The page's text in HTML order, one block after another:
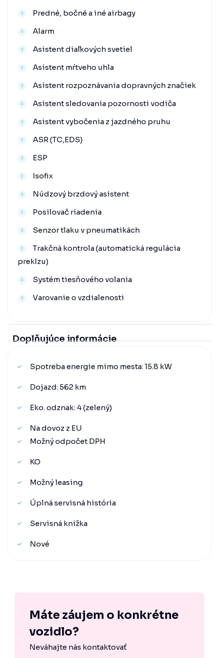
Predné, bočné a iné airbagy
Alarm
Asistent diaľkových svetiel
Asistent mŕtveho uhla
Asistent rozpoznávania dopravných značiek
Asistent sledovania pozornosti vodiča
Asistent vybočenia z jazdného pruhu
ASR (TC,EDS)
ESP
Isofix
Núdzový brzdový asistent
Posilovač riadenia
Senzor tlaku v pneumatikách
Trakčná kontrola (automatická regulácia
preklzu)
Systém tiesňového volania
Varovanie o vzdialenosti
Doplňujúce informácie
Spotreba energie mimo mesta: 15.8 kW
Dojazd: 562 km
Eko. odznak: 4 (zelený)
Na dovoz z EU
Možný odpočet DPH
KO
Možný leasing
Úplná servisná história
Servisná knižka
Nové
Máte záujem o konkrétne
vozidlo?
Neváhajte nás kontaktovať